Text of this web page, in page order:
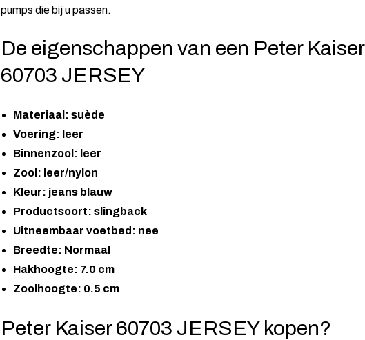
pumps die bij u passen.
De eigenschappen van een Peter Kaiser
60703 JERSEY
Materiaal: suède
Voering: leer
Binnenzool: leer
Zool: leer/nylon
Kleur: jeans blauw
Productsoort: slingback
Uitneembaar voetbed: nee
Breedte: Normaal
Hakhoogte: 7.0 cm
Zoolhoogte: 0.5 cm
Peter Kaiser 60703 JERSEY kopen?